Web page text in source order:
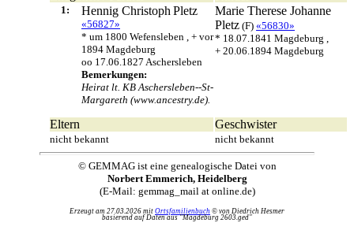
1: Hennig Christoph Pletz
«56827»
* um 1800 Wefensleben , + vor
1894 Magdeburg
oo 17.06.1827 Aschersleben
Bemerkungen:
Heirat lt. KB Aschersleben--St-
Margareth (www.ancestry.de).
Marie Therese Johanne
Pletz (F) «56830»
* 18.07.1841 Magdeburg ,
+ 20.06.1894 Magdeburg
Eltern Geschwister
nicht bekannt nicht bekannt
© GEMMAG ist eine genealogische Datei von
Norbert Emmerich, Heidelberg
(E-Mail: gemmag_mail at online.de)
Erzeugt am 27.03.2026 mit Ortsfamilienbuch © von Diedrich Hesmer
basierend auf Daten aus "Magdeburg 2603.ged"